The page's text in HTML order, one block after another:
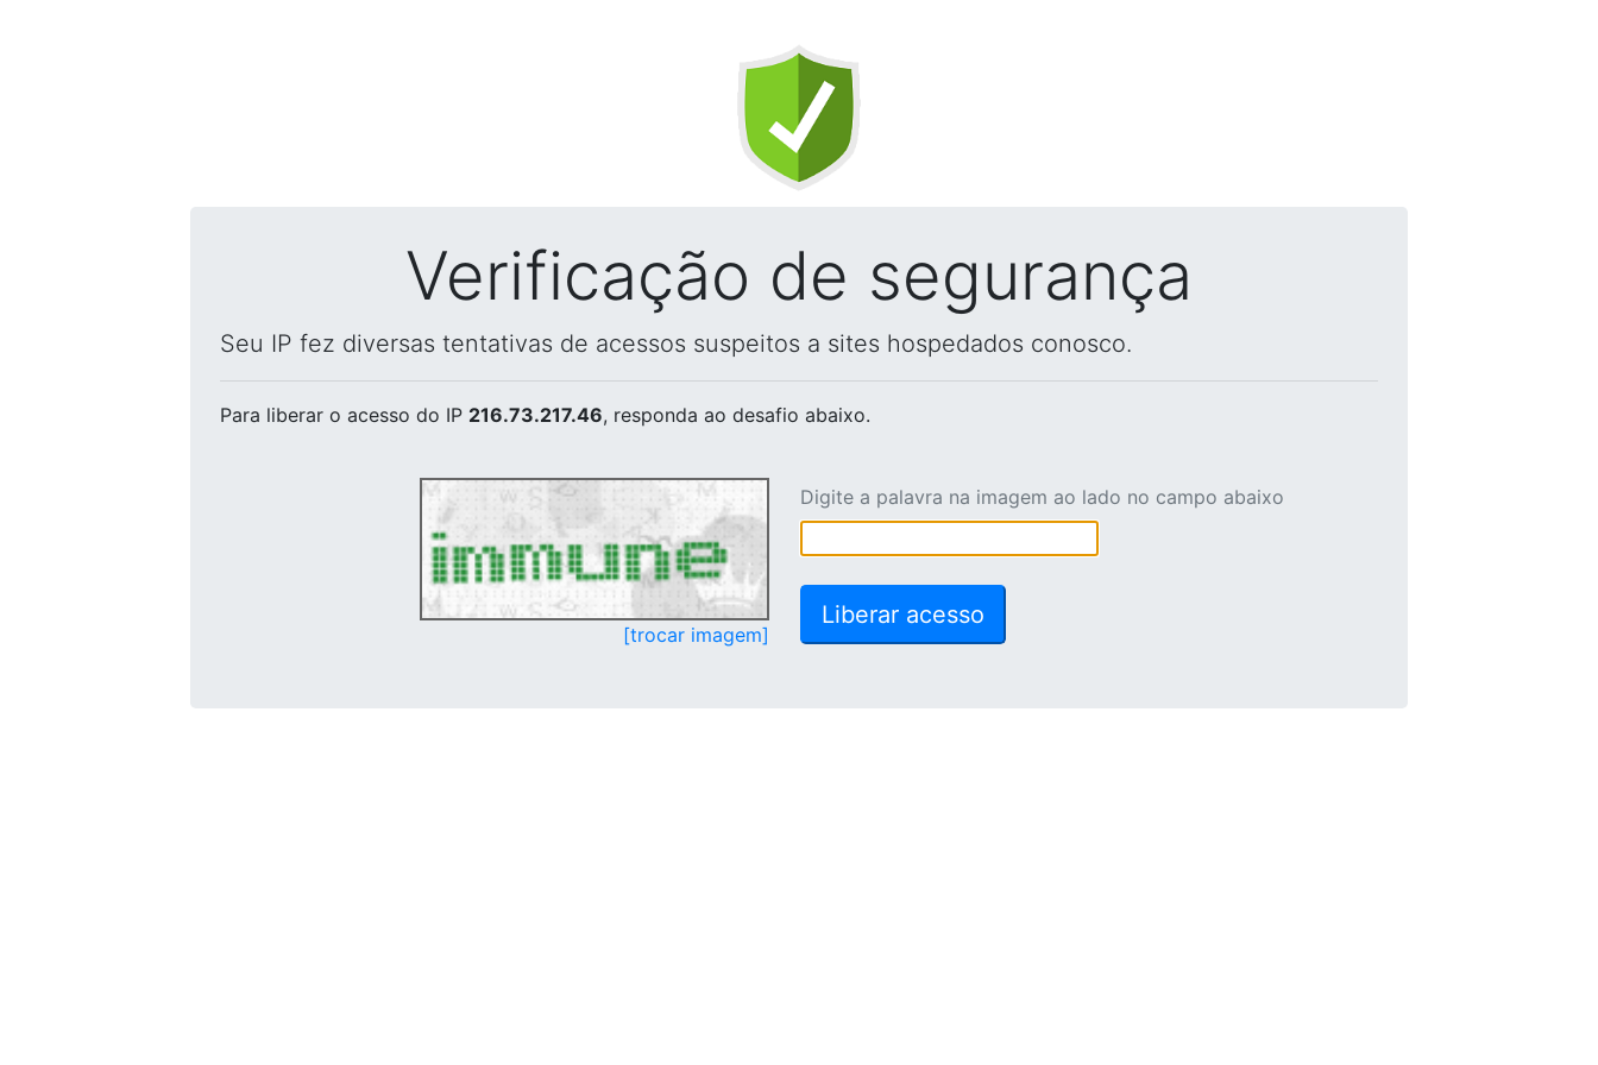
Verificação de segurança
Seu IP fez diversas tentativas de acessos suspeitos a sites hospedados conosco.
Para liberar o acesso do IP 216.73.217.46, responda ao desafio abaixo.
[trocar imagem]
Digite a palavra na imagem ao lado no campo abaixo